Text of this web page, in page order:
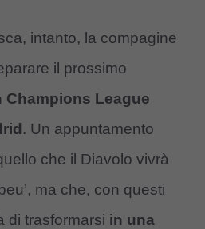
intanto, la compagine
il prossimo
Champions League
. Un appuntamento
che il Diavolo vivrà
ma che, con questi
di trasformarsi in una